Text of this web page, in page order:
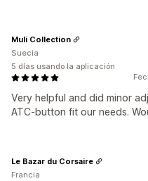
Very helpful and did minor
ATC-button fit our needs.
Muli Collection
Suecia
5 días usando la aplicación
Le Bazar du Corsaire
Francia